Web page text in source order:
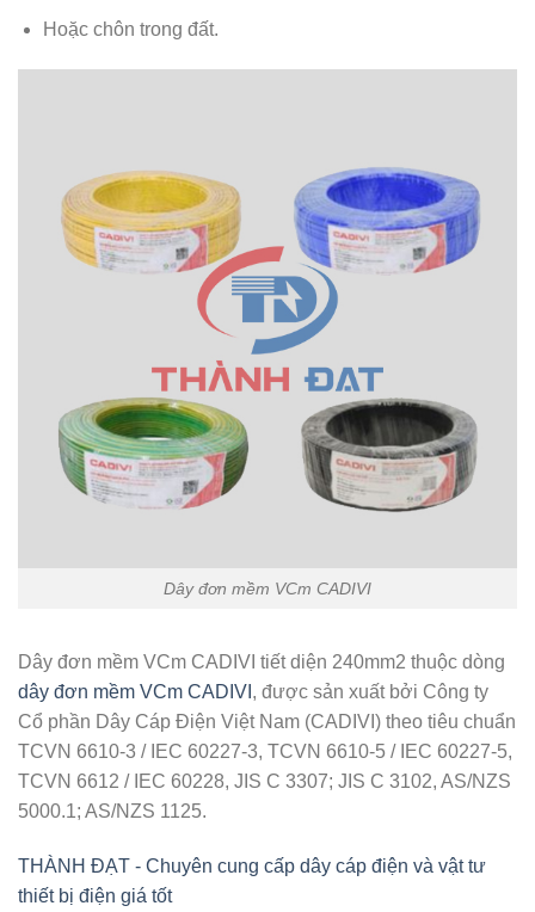
Hoặc chôn trong đất.
Dây đơn mềm VCm CADIVI
Dây đơn mềm VCm CADIVI tiết diện 240mm2 thuộc dòng
dây đơn mềm VCm CADIVI , được sản xuất bởi Công ty
Cổ phần Dây Cáp Điện Việt Nam (CADIVI) theo tiêu chuẩn
TCVN 6610-3 / IEC 60227-3, TCVN 6610-5 / IEC 60227-5,
TCVN 6612 / IEC 60228, JIS C 3307; JIS C 3102, AS/NZS
5000.1; AS/NZS 1125.
THÀNH ĐẠT - Chuyên cung cấp dây cáp điện và vật tư
thiết bị điện giá tốt